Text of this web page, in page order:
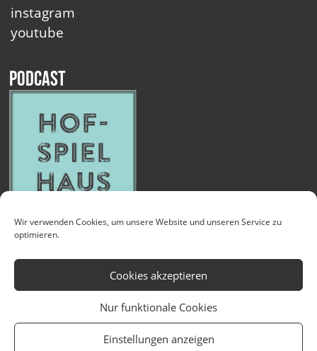
Wir verwenden Cookies, um unsere Website und unseren Service zu
optimieren.
Cookies akzeptieren
Nur funktionale Cookies
Einstellungen anzeigen
instagram
youtube
Podcast
Kontakt Newsletter Datenschutzerklärung Impressum